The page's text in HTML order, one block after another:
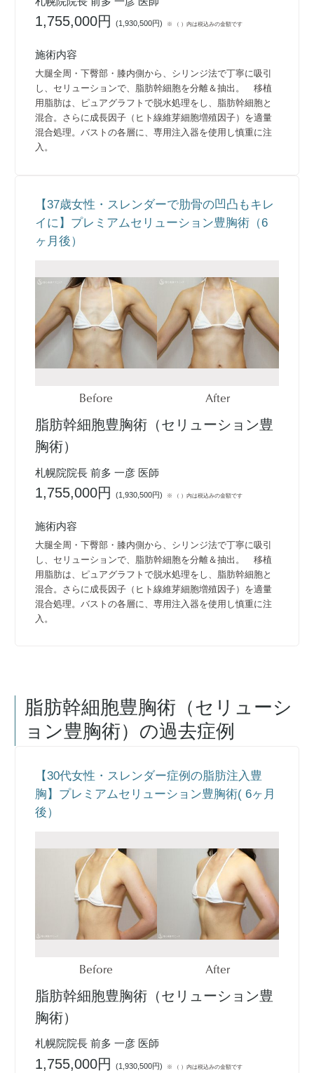
1,755,000円(1,930,500円) ※ （ ）内は税込みの金額です
施術内容
大腿全周・下臀部・膝内側から、シリンジ法で丁寧に吸引
し、セリューションで、脂肪幹細胞を分離＆抽出。 移植
用脂肪は、ピュアグラフトで脱水処理をし、脂肪幹細胞と
混合。さらに成長因子（ヒト線維芽細胞増殖因子）を適量
混合処理。バストの各層に、専用注入器を使用し慎重に注
入。
【37歳女性・スレンダーで肋骨の凹凸もキレ
イに】プレミアムセリューション豊胸術（6
ヶ月後）
Before After
脂肪幹細胞豊胸術（セリューション豊
胸術）
札幌院院長 前多 一彦 医師
1,755,000円(1,930,500円) ※ （ ）内は税込みの金額です
施術内容
大腿全周・下臀部・膝内側から、シリンジ法で丁寧に吸引
し、セリューションで、脂肪幹細胞を分離＆抽出。 移植
用脂肪は、ピュアグラフトで脱水処理をし、脂肪幹細胞と
混合。さらに成長因子（ヒト線維芽細胞増殖因子）を適量
混合処理。バストの各層に、専用注入器を使用し慎重に注
入。
脂肪幹細胞豊胸術（セリューシ
ョン豊胸術） の過去症例
【30代女性・スレンダー症例の脂肪注入豊
胸】プレミアムセリューション豊胸術( 6ヶ月
後）
Before After
脂肪幹細胞豊胸術（セリューション豊
胸術）
札幌院院長 前多 一彦 医師
1,755,000円(1,930,500円) ※ （ ）内は税込みの金額です